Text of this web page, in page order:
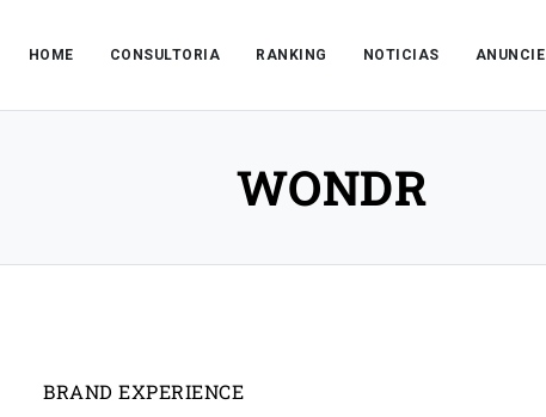
HOME CONSULTORIA RANKING NOTICIAS ANUNCIE
WONDR
BRAND EXPERIENCE